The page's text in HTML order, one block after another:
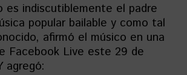
es indiscutiblemente el padre
popular bailable y como tal
afirmó el músico en una
Facebook Live este 29 de
agregó: